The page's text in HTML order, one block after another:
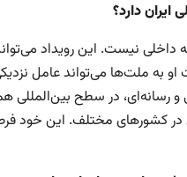
دارد؟
برنامه داخلی نیست. این رویداد
به ملت‌ها می‌تواند عامل
در سطح بین‌المللی هم
در کشورهای مختلف. این خود